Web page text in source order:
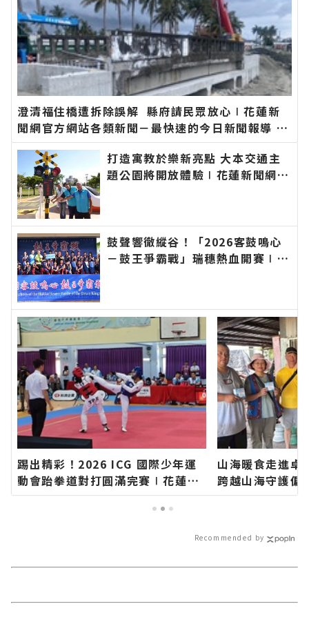
澄清福住橋遭拆除誤解 縣府請民眾放心∣花蓮新
聞網官方網站各類新聞－最快速的今日新聞報導 最
新的在地資訊！
打造寓教於樂新亮點 大本交通主
題公園將開放體驗∣花蓮新聞網官
鼓聲響徹縱谷！「2026客鼓鳴心
－鼓王爭霸戰」瑞穗熱血開賽∣花
訊！
踢出精彩！2026 ICG 國際少年運
動會跆拳道對打圓滿完賽∣花蓮新
聞網官方網站各類新聞－最快速的
今日新聞報導 最新的在地資訊！
山海暖食走進
跨越山海守護
蓮新聞網官方網
Recommended by